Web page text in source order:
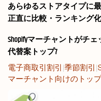
電子商取引割引 |季節割引 |
マーチャント向けのトッ
あらゆるストアタイプに最
正直に比較・ランキング化
Shopifyマーチャントがチ
代替案トップ7